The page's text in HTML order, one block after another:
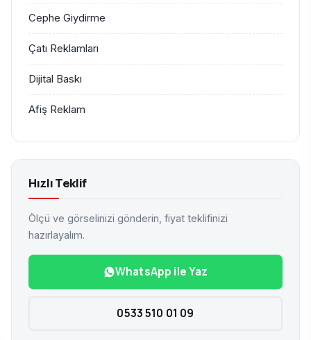
Cephe Giydirme
Çatı Reklamları
Dijital Baskı
Afiş Reklam
Hızlı Teklif
Ölçü ve görselinizi gönderin, fiyat teklifinizi
hazırlayalım.
WhatsApp ile Yaz
0533 510 01 09